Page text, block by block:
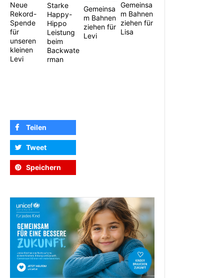
Neue
Rekord-
Spende
für
unseren
kleinen
Levi
Starke
Happy-
Hippo
Leistung
beim
Backwate
rman
Gemeinsa
m Bahnen
ziehen für
Levi
Gemeinsa
m Bahnen
ziehen für
Lisa
Teilen
Tweet
Speichern